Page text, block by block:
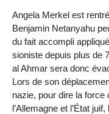
Angela Merkel est
Benjamin Netanyahu
du fait accompli
sioniste depuis plus de
al Ahmar sera donc
Lors de son
nazie, pour dire la force
l’Allemagne et l’État